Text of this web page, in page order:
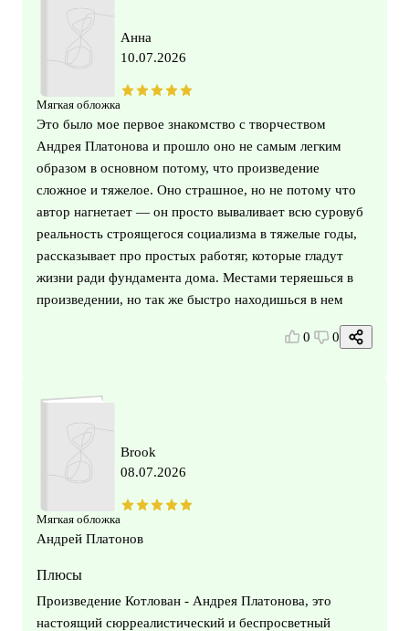
Мягкая обложка
Анна
10.07.2026
Это было мое первое знакомство с творчеством
Андрея Платонова и прошло оно не самым легким
образом в основном потому, что произведение
сложное и тяжелое. Оно страшное, но не потому что
автор нагнетает — он просто вываливает всю суровуб
реальность строящегося социализма в тяжелые годы,
рассказывает про простых работяг, которые гладут
жизни ради фундамента дома. Местами теряешься в
произведении, но так же быстро находишься в нем
0 0
Мягкая обложка
Brook
08.07.2026
Андрей Платонов
Плюсы
Произведение Котлован - Андрея Платонова, это
настоящий сюрреалистический и беспросветный